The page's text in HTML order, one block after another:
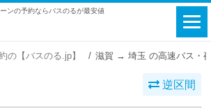
ンの予約ならバスのるが最安値
の【バスのる.jp】 滋賀 → 埼玉 の高速バス・
逆区間